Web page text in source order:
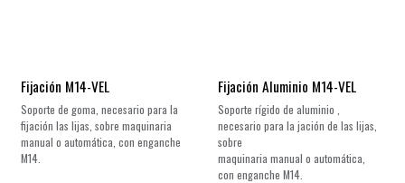
Fijación M14-VEL
Soporte de goma, necesario para la
fijación las lijas, sobre maquinaria
manual o automática, con enganche
M14.
Fijación Aluminio M14-VEL
Soporte rígido de aluminio ,
necesario para la jación de las lijas,
sobre
maquinaria manual o automática,
con enganche M14.